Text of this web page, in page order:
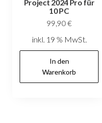
Project 2024 Pro für
10 PC
99,90€
inkl. 19 % MwSt.
In den
Warenkorb